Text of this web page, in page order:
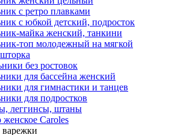
с ретро плавками
с юбкой детский, подросток
майка женский, танкини
топ молодежный на мягкой
без ростовок
для бассейна женский
для гимнастики и танцев
для подростков
леггинсы, штаны
женское Caroles